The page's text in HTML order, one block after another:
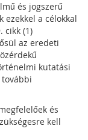
és jogszerű
ezekkel a célokkal
cikk (1)
az eredeti
kutatási
és
kell